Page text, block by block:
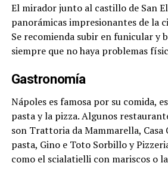
El mirador junto al castillo de San
panorámicas impresionantes de la
Se recomienda subir en funicular y
siempre que no haya problemas
Gastronomía
Nápoles es famosa por su comida,
pasta y la pizza. Algunos
son Trattoria da Mammarella, Casa
pasta, Gino e Toto Sorbillo y
como el scialatielli con mariscos o